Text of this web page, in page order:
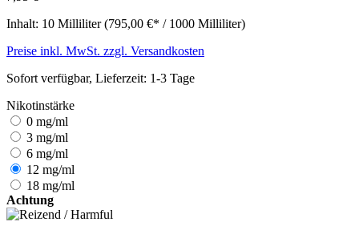
Inhalt: 10 Milliliter(795,00 €* / 1000 Milliliter)
Preise inkl. MwSt. zzgl. Versandkosten
Sofort verfügbar, Lieferzeit: 1-3 Tage
Nikotinstärke
0 mg/ml
3 mg/ml
6 mg/ml
12 mg/ml
18 mg/ml
Achtung